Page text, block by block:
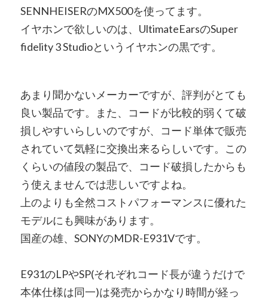
SENNHEISERのMX500を使ってます。
イヤホンで欲しいのは、UltimateEarsのSuper
fidelity 3 Studioというイヤホンの黒です。
あまり聞かないメーカーですが、評判がとても
良い製品です。また、コードが比較的弱くて破
損しやすいらしいのですが、コード単体で販売
されていて気軽に交換出来るらしいです。この
くらいの値段の製品で、コード破損したからも
う使えませんでは悲しいですよね。
上のよりも全然コストパフォーマンスに優れた
モデルにも興味があります。
国産の雄、SONYのMDR-E931Vです。
E931のLPやSP(それぞれコード長が違うだけで
本体仕様は同一)は発売からかなり時間が経っ